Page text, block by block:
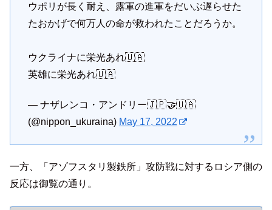
ウポリが長く耐え、露軍の進軍をだいぶ遅らせた
たおかげで何万人の命が救われたことだろうか。
ウクライナに栄光あれ🇺🇦
英雄に栄光あれ🇺🇦
— ナザレンコ・アンドリー🇯🇵🤝🇺🇦
(@nippon_ukuraina) May 17, 2022
一方、「アゾフスタリ製鉄所」攻防戦に対するロシア側の
反応は御覧の通り。